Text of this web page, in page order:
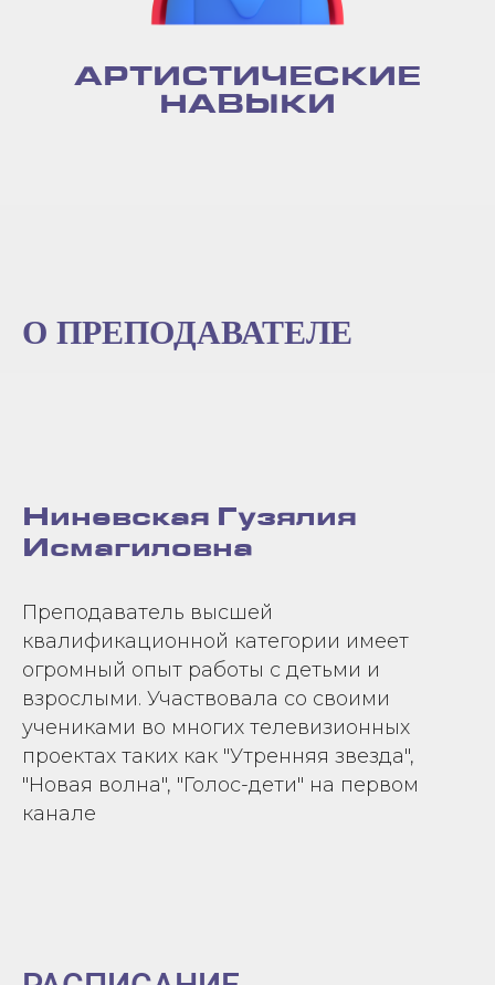
АРТИСТИЧЕСКИЕ
НАВЫКИ
О ПРЕПОДАВАТЕЛЕ
Ниневская Гузялия
Исмагиловна
Преподаватель высшей
квалификационной категории имеет
огромный опыт работы с детьми и
взрослыми. Участвовала со своими
учениками во многих телевизионных
проектах таких как "Утренняя звезда",
"Новая волна", "Голос-дети" на первом
канале